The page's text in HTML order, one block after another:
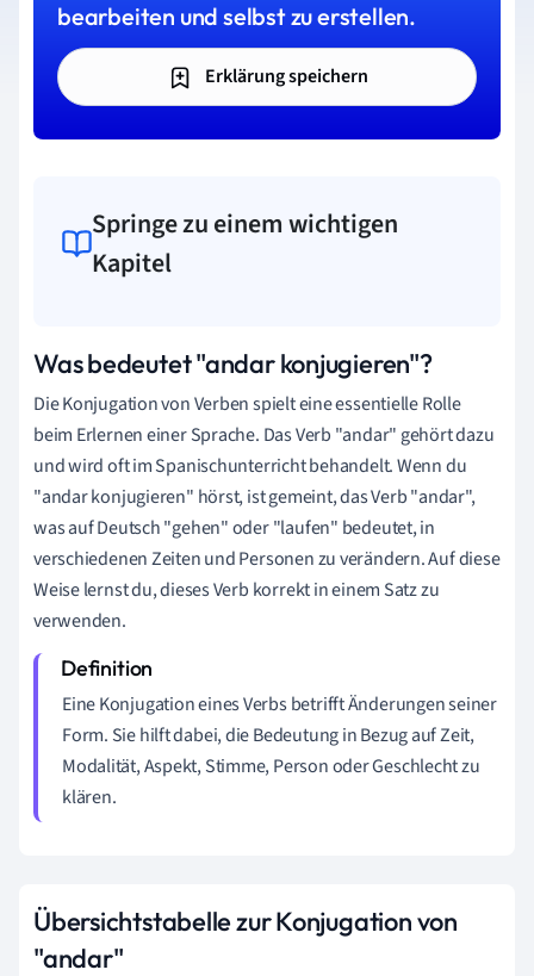
bearbeiten und selbst zu erstellen.
Erklärung speichern
Springe zu einem wichtigen
Kapitel
Was bedeutet "andar konjugieren"?
Die Konjugation von Verben spielt eine essentielle Rolle
beim Erlernen einer Sprache. Das Verb "andar" gehört dazu
und wird oft im Spanischunterricht behandelt. Wenn du
"andar konjugieren" hörst, ist gemeint, das Verb "andar",
was auf Deutsch "gehen" oder "laufen" bedeutet, in
verschiedenen Zeiten und Personen zu verändern. Auf diese
Weise lernst du, dieses Verb korrekt in einem Satz zu
verwenden.
Eine Konjugation eines Verbs betrifft Änderungen seiner
Form. Sie hilft dabei, die Bedeutung in Bezug auf Zeit,
Modalität, Aspekt, Stimme, Person oder Geschlecht zu
klären.
Übersichtstabelle zur Konjugation von
"andar"